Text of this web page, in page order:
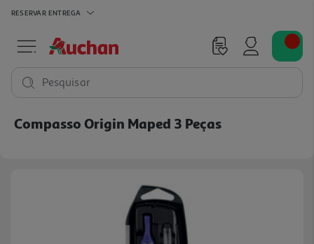
RESERVAR ENTREGA
Pesquisar
Compasso Origin Maped 3 Peças